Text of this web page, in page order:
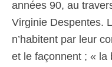
années 90, au
Virginie Despentes.
n’habitent par leur
et le façonnent ; « la